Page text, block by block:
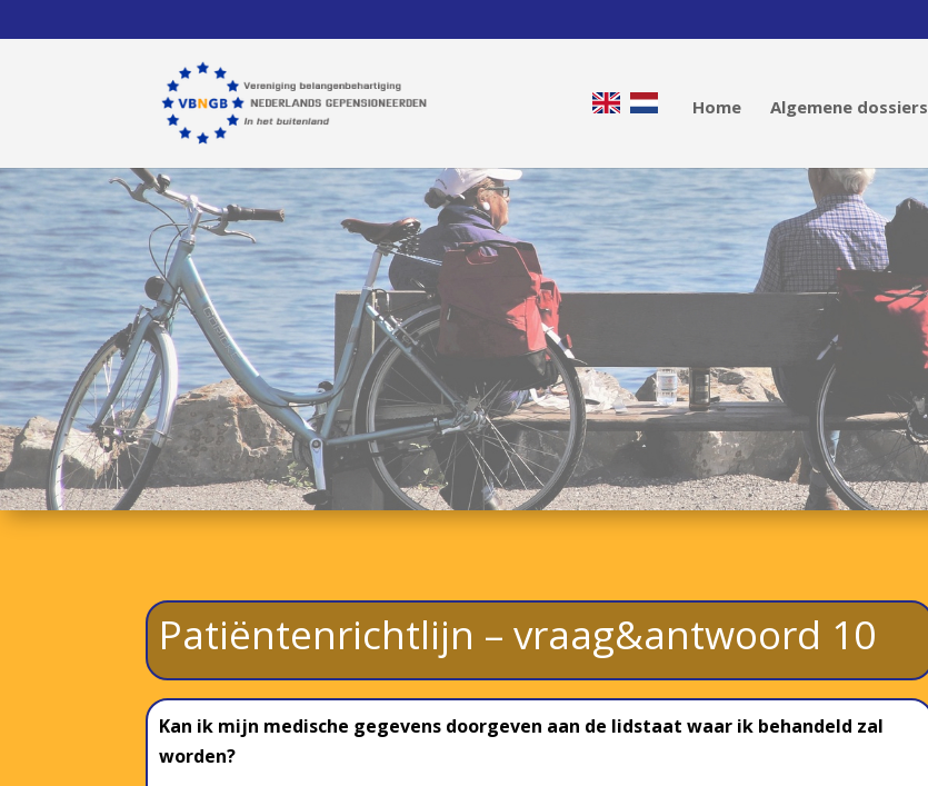
Home Algemene dossiers
Patiëntenrichtlijn – vraag&antwoord 10
Kan ik mijn medische gegevens doorgeven aan de lidstaat waar ik behandeld zal
worden?